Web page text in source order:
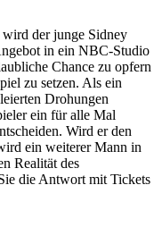
der junge Sidney
in ein NBC-Studio
Chance zu opfern
zu setzen. Als ein
Drohungen
ein für alle Mal
Wird er den
ein weiterer Mann in
Realität des
die Antwort mit Tickets